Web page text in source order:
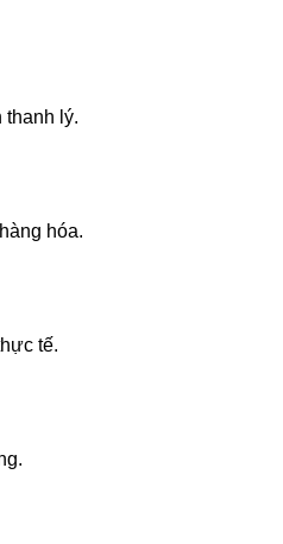
thanh lý.
hóa.
tế.